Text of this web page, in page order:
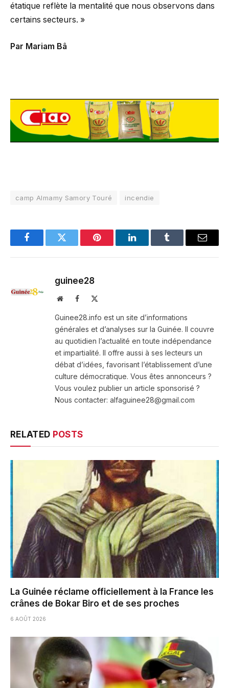
étatique reflète la mentalité que nous observons dans
certains secteurs. »
Par Mariam Bâ
camp Almamy Samory Touré incendie
FacebookTwitter Pinterest LinkedInTumblr Email
guinee28
WebsiteFacebook
Guinee28.info est un site d’informations
générales et d’analyses sur la Guinée. Il couvre
au quotidien l’actualité en toute indépendance
et impartialité. Il offre aussi à ses lecteurs un
débat d’idées, favorisant l’établissement d’une
culture démocratique. Vous êtes annonceurs ?
Vous voulez publier un article sponsorisé ?
Nous contacter: alfaguinee28@gmail.com
RELATED POSTS
La Guinée réclame officiellement à la France les
crânes de Bokar Biro et de ses proches
6 AOÛT 2026